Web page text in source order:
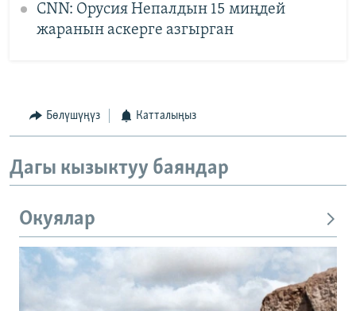
CNN: Орусия Непалдын 15 миңдей
жаранын аскерге азгырган
Бөлүшүңүз Катталыңыз
Дагы кызыктуу баяндар
Окуялар